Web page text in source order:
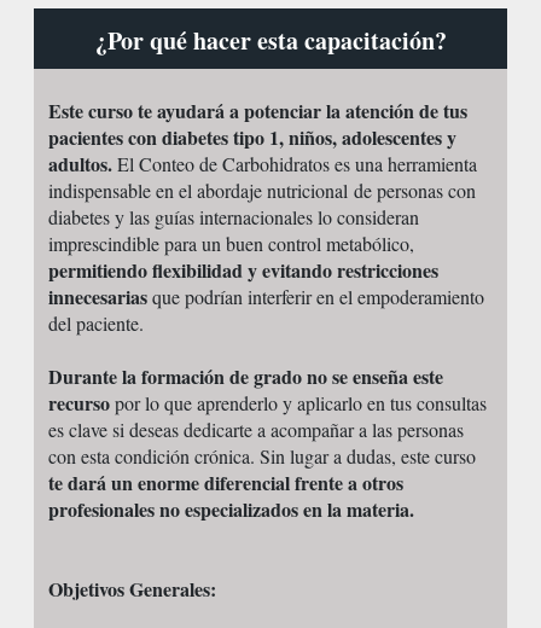
¿Por qué hacer esta capacitación?
Este curso te ayudará a potenciar la atención de tus
pacientes con diabetes tipo 1, niños, adolescentes y
adultos.El Conteo de Carbohidratos es una herramienta
indispensable en el abordaje nutricional de personas con
diabetes y las guías internacionales lo consideran
imprescindible para un buen control metabólico,
permitiendo flexibilidad y evitando restricciones
innecesariasque podrían interferir en el empoderamiento
del paciente.
Durante la formación de grado no se enseña este
recursopor lo que aprenderlo y aplicarlo en tus consultas
es clave si deseas dedicarte a acompañar a las personas
con esta condición crónica. Sin lugar a dudas, este curso
te dará un enorme diferencial frente a otros
profesionales no especializados en la materia.
Objetivos Generales: